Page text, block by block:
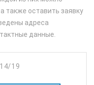
также оставить заявку
адреса
данные.
19